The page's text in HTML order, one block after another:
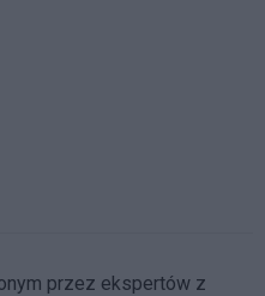
przez ekspertów z